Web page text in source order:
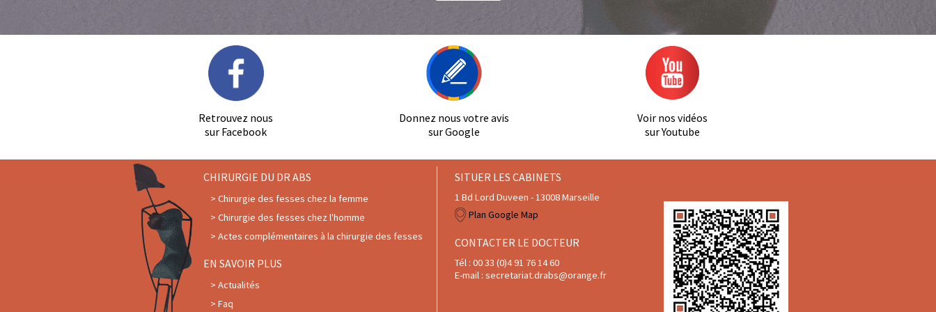
Retrouvez nous
sur Facebook
Donnez nous votre avis
sur Google
Voir nos vidéos
sur Youtube
CHIRURGIE DU DR ABS
Chirurgie des fesses chez la femme
Chirurgie des fesses chez l'homme
Actes complémentaires à la chirurgie des fesses
EN SAVOIR PLUS
Actualités
Faq
SITUER LES CABINETS
1 Bd Lord Duveen - 13008 Marseille
Plan Google Map
CONTACTER LE DOCTEUR
Tél : 00 33 (0)4 91 76 14 60
E-mail : secretariat.drabs@orange.fr